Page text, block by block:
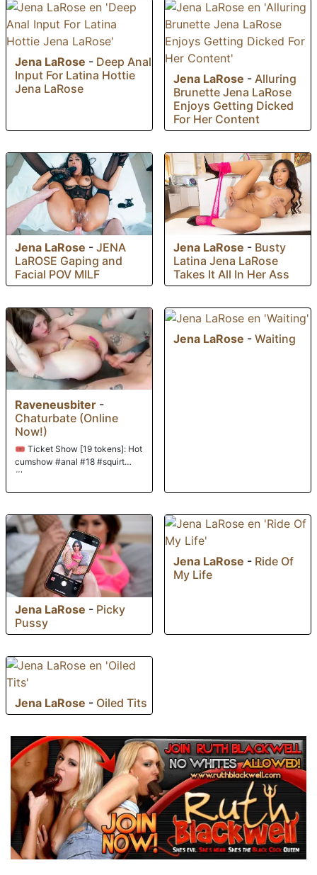
Jena LaRose - Deep Anal
Input For Latina Hottie
Jena LaRose
Jena LaRose - Alluring
Brunette Jena LaRose
Enjoys Getting Dicked
For Her Content
Jena LaRose - JENA
LaROSE Gaping and
Facial POV MILF
Jena LaRose - Busty
Latina Jena LaRose
Takes It All In Her Ass
Raveneusbiter -
Chaturbate (Online
Now!)
🎟️ Ticket Show [19 tokens]: Hot
cumshow #anal #18 #squirt
#lovense
Jena LaRose - Waiting
Jena LaRose - Picky
Pussy
Jena LaRose - Ride Of
My Life
Jena LaRose - Oiled Tits